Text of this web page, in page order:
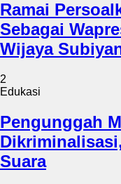
Ramai
Sebagai
Wijaya
2
Edukasi
Pengunggah
Suara